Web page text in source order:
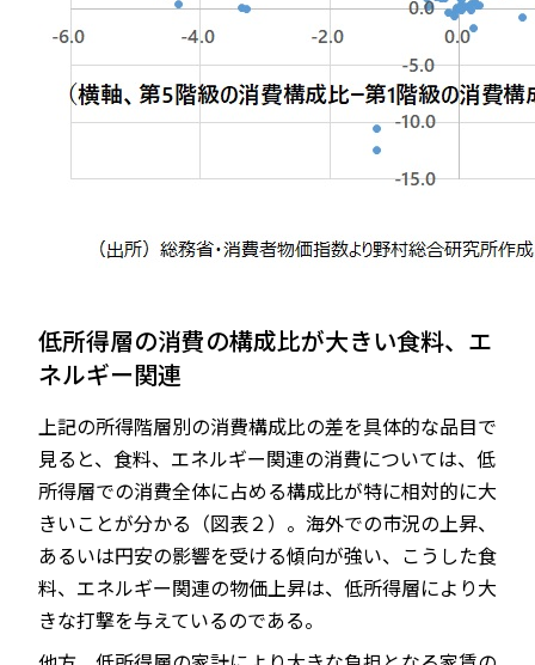
低所得層の消費の構成比が大きい食料、エ
ネルギー関連
上記の所得階層別の消費構成比の差を具体的な品目で
見ると、食料、エネルギー関連の消費については、低
所得層での消費全体に占める構成比が特に相対的に大
きいことが分かる（図表２）。海外での市況の上昇、
あるいは円安の影響を受ける傾向が強い、こうした食
料、エネルギー関連の物価上昇は、低所得層により大
きな打撃を与えているのである。